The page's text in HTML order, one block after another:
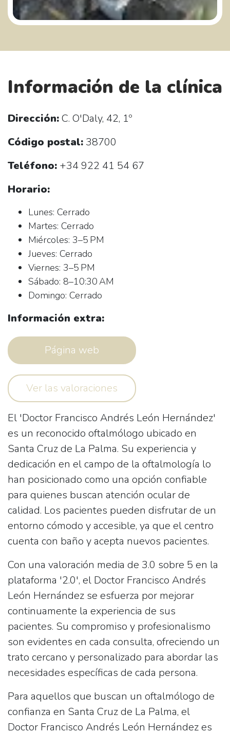
Información de la clínica
Dirección:C. O'Daly, 42, 1º
Código postal: 38700
Teléfono: +34 922 41 54 67
Horario:
Lunes: Cerrado
Martes: Cerrado
Miércoles: 3–5 PM
Jueves: Cerrado
Viernes: 3–5 PM
Sábado: 8–10:30 AM
Domingo: Cerrado
Información extra:
Página web
Ver las valoraciones
El 'Doctor Francisco Andrés León Hernández'
es un reconocido oftalmólogo ubicado en
Santa Cruz de La Palma. Su experiencia y
dedicación en el campo de la oftalmología lo
han posicionado como una opción confiable
para quienes buscan atención ocular de
calidad. Los pacientes pueden disfrutar de un
entorno cómodo y accesible, ya que el centro
cuenta con baño yacepta nuevos pacientes.
Con una valoración media de 3.0 sobre 5 en la
plataforma '2.0', el Doctor Francisco Andrés
León Hernández se esfuerza por mejorar
continuamente la experiencia de sus
pacientes. Su compromiso y profesionalismo
son evidentes en cada consulta, ofreciendo un
trato cercano y personalizado para abordar las
necesidades específicas de cada persona.
Para aquellos que buscan un oftalmólogo de
confianza en Santa Cruz de La Palma, el
Doctor Francisco Andrés León Hernández es